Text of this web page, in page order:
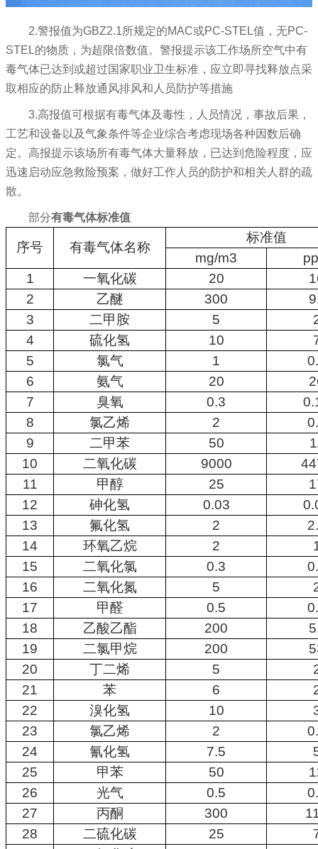
2.警报值为GBZ2.1所规定的MAC或PC-STEL值，无PC-
STEL的物质，为超限倍数值。警报提示该工作场所空气中有
毒气体已达到或超过国家职业卫生标准，应立即寻找释放点采
取相应的防止释放通风排风和人员防护等措施
3.高报值可根据有毒气体及毒性，人员情况，事故后果，
工艺和设备以及气象条件等企业综合考虑现场各种因数后确
定。高报提示该场所有毒气体大量释放，已达到危险程度，应
迅速启动应急救险预案，做好工作人员的防护和相关人群的疏
散。
部分有毒气体标准值
序号 有毒气体名称
标准值
mg/m3
1
一氧化碳 20
2
乙醚 300
3
二甲胺 5
4
硫化氢 10
5
氯气 1
6
氨气 20
7
臭氧 0.3
8
氯乙烯 2
9
二甲苯 50
10
二氧化碳 9000
11
甲醇 25
12
砷化氢 0.03
13
氟化氢 2
14
环氧乙烷 2
15
二氧化氯 0.3
16
二氧化氮 5
17
甲醛 0.5
18
乙酸乙酯 200
19
二氯甲烷 200
20
丁二烯 5
21
苯 6
22
溴化氢 10
23
氯乙烯 2
24
氰化氢 7.5
25
甲苯 50
26
光气 0.5
27
丙酮 300
28
二硫化碳 25